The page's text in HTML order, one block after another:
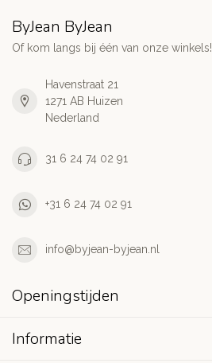
ByJean ByJean
Of kom langs bij één van onze winkels!
Havenstraat 21
1271 AB Huizen
Nederland
31 6 24 74 02 91
+31 6 24 74 02 91
info@byjean-byjean.nl
Openingstijden
Informatie